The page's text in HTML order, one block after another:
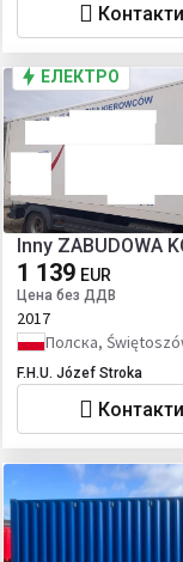
ЕЛЕКТРО
Inny ZABUDOWA
1 139 EUR
Цена без ДДВ
2017
Полска,
F.H.U. Józef Stroka